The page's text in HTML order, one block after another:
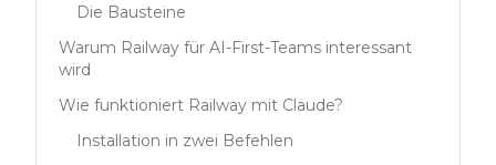
Die Bausteine
Warum Railway für AI-First-Teams interessant
wird
Wie funktioniert Railway mit Claude?
Installation in zwei Befehlen